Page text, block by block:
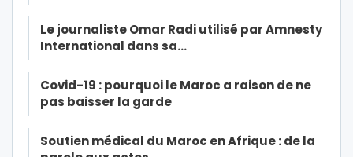
Le journaliste Omar Radi utilisé par Amnesty
International dans sa…
Covid-19 : pourquoi le Maroc a raison de ne
pas baisser la garde
Soutien médical du Maroc en Afrique : de la